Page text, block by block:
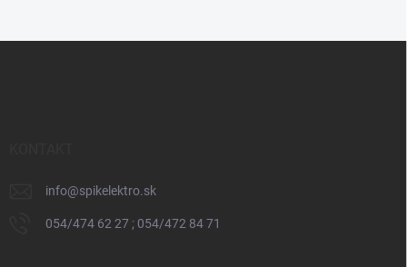
info@spikelektro.sk
054/474 62 27 ; 054/472 84 71